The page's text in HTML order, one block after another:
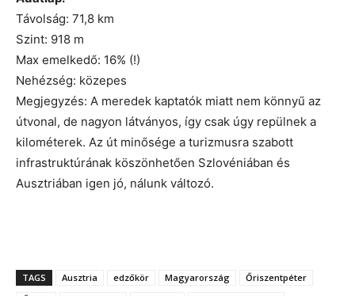
Távolság: 71,8 km
Szint: 918 m
Max emelkedő: 16% (!)
Nehézség: közepes
Megjegyzés: A meredek kaptatók miatt nem könnyű az
útvonal, de nagyon látványos, így csak úgy repülnek a
kilométerek. Az út minősége a turizmusra szabott
infrastruktúrának köszönhetően Szlovéniában és
Ausztriában igen jó, nálunk változó.
TAGS Ausztria edzőkör Magyarország
Őriszentpéter